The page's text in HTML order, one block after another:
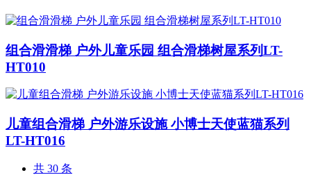
组合滑滑梯 户外儿童乐园 组合滑梯树屋系列LT-
HT010
儿童组合滑梯 户外游乐设施 小博士天使蓝猫系列
LT-HT016
共 30 条